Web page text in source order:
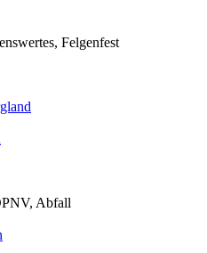
Felgenfest
Abfall